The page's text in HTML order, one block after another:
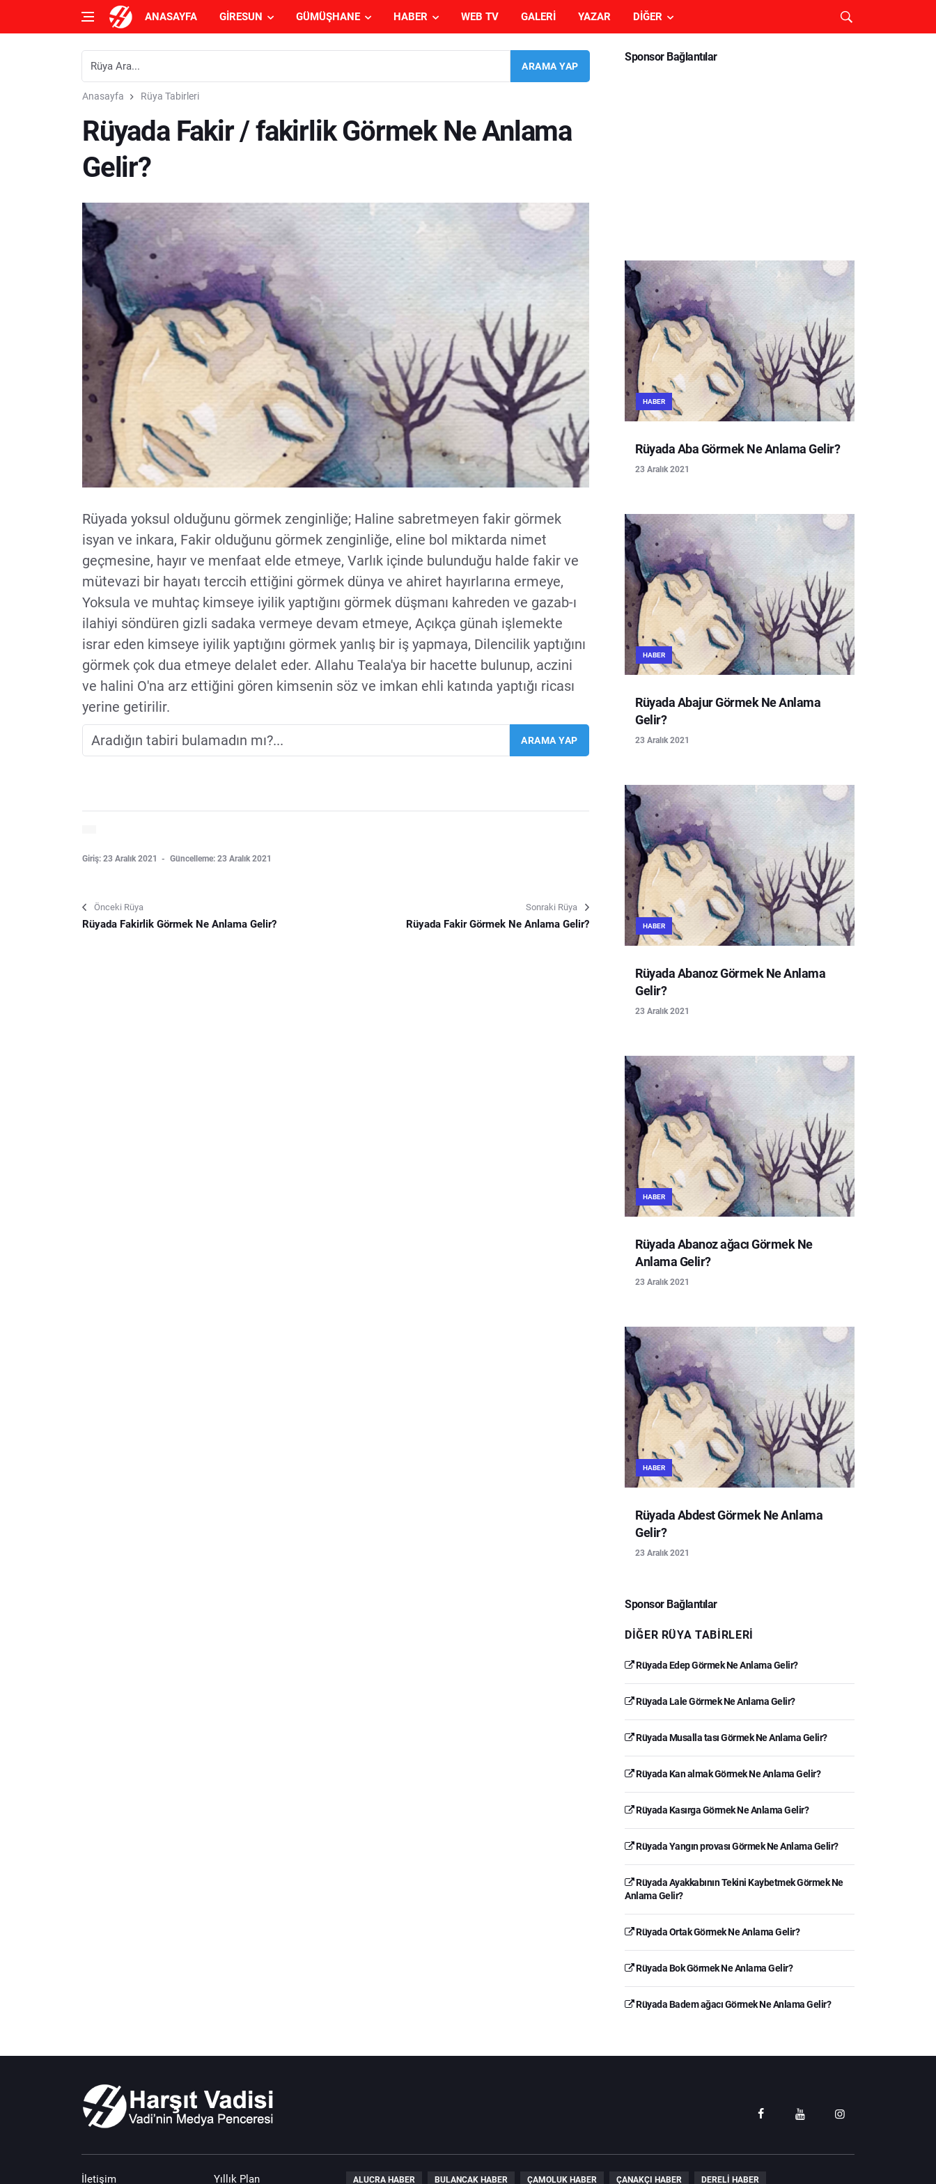
ANASAYFA GIRESUN GÜMÜŞHANE HABER WEB TV GALERI YAZAR DIĞER
Anasayfa Rüya Tabirleri
Rüyada Fakir / fakirlik Görmek Ne Anlama
Gelir?
Rüyada yoksul olduğunu görmek zenginliğe; Haline sabretmeyen fakir görmek
isyan ve inkara, Fakir olduğunu görmek zenginliğe, eline bol miktarda nimet
geçmesine, hayır ve menfaat elde etmeye, Varlık içinde bulunduğu halde fakir ve
mütevazi bir hayatı terccih ettiğini görmek dünya ve ahiret hayırlarına ermeye,
Yoksula ve muhtaç kimseye iyilik yaptığını görmek düşmanı kahreden ve gazab-ı
ilahiyi söndüren gizli sadaka vermeye devam etmeye, Açıkça günah işlemekte
israr eden kimseye iyilik yaptığını görmek yanlış bir iş yapmaya, Dilencilik yaptığını
görmek çok dua etmeye delalet eder. Allahu Teala'ya bir hacette bulunup, aczini
ve halini O'na arz ettiğini gören kimsenin söz ve imkan ehli katında yaptığı ricası
yerine getirilir.
Giriş: 23 Aralık 2021 Güncelleme: 23 Aralık 2021
Önceki Rüya
Rüyada Fakirlik Görmek Ne Anlama Gelir?
Sonraki Rüya
Rüyada Fakir Görmek Ne Anlama Gelir?
Sponsor Bağlantılar
HABER
Rüyada Aba Görmek Ne Anlama Gelir?
23 Aralık 2021
HABER
Rüyada Abajur Görmek Ne Anlama
Gelir?
23 Aralık 2021
HABER
Rüyada Abanoz Görmek Ne Anlama
Gelir?
23 Aralık 2021
HABER
Rüyada Abanoz ağacı Görmek Ne
Anlama Gelir?
23 Aralık 2021
HABER
Rüyada Abdest Görmek Ne Anlama
Gelir?
23 Aralık 2021
Sponsor Bağlantılar
DIĞER RÜYA TABIRLERI
Rüyada Edep Görmek Ne Anlama Gelir?
Rüyada Lale Görmek Ne Anlama Gelir?
Rüyada Musalla tası Görmek Ne Anlama Gelir?
Rüyada Kan almak Görmek Ne Anlama Gelir?
Rüyada Kasırga Görmek Ne Anlama Gelir?
Rüyada Yangın provası Görmek Ne Anlama Gelir?
Rüyada Ayakkabının Tekini Kaybetmek Görmek Ne
Anlama Gelir?
Rüyada Ortak Görmek Ne Anlama Gelir?
Rüyada Bok Görmek Ne Anlama Gelir?
Rüyada Badem ağacı Görmek Ne Anlama Gelir?
İletişim Yıllık Plan ALUCRA HABER BULANCAK HABER ÇAMOLUK HABER ÇANAKÇI HABER DERELI HABER